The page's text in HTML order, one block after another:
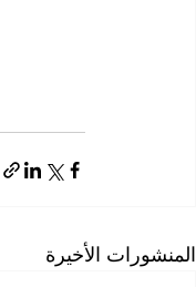
المنشورات الأخيرة